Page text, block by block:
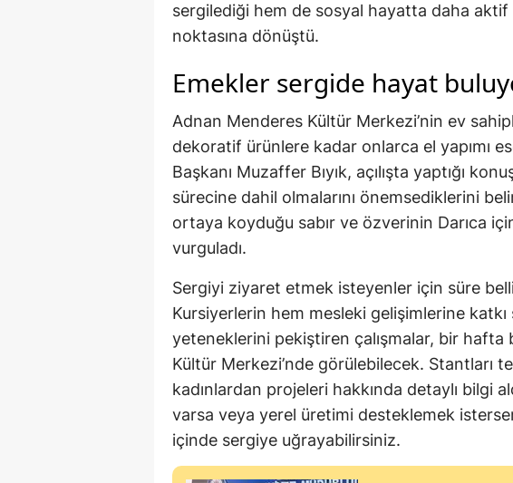
sergilediği hem de sosyal hayatta daha aktif
noktasına dönüştü.
Emekler sergide hayat
Adnan Menderes Kültür Merkezi’nin ev
dekoratif ürünlere kadar onlarca el yapımı
Başkanı Muzaffer Bıyık, açılışta yaptığı
sürecine dahil olmalarını önemsediklerini
ortaya koyduğu sabır ve özverinin Darıca
vurguladı.
Sergiyi ziyaret etmek isteyenler için süre
Kursiyerlerin hem mesleki gelişimlerine
yeteneklerini pekiştiren çalışmalar, bir
Kültür Merkezi’nde görülebilecek. Stantları
kadınlardan projeleri hakkında detaylı bilgi
varsa veya yerel üretimi desteklemek
içinde sergiye uğrayabilirsiniz.